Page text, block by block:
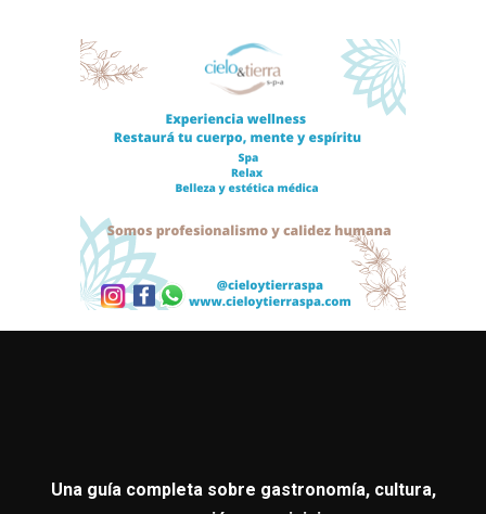
Una guía completa sobre gastronomía, cultura,